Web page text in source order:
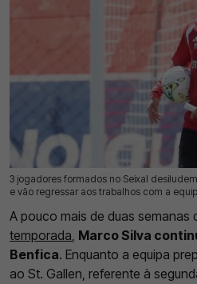
3 jogadores formados no Seixal
e vão regressar aos trabalhos com a
09 Jul 2026 | 10:02 | 0
A pouco mais de duas semanas
temporada, Marco Silva
Benfica. Enquanto a equipa
ao St. Gallen, referente à